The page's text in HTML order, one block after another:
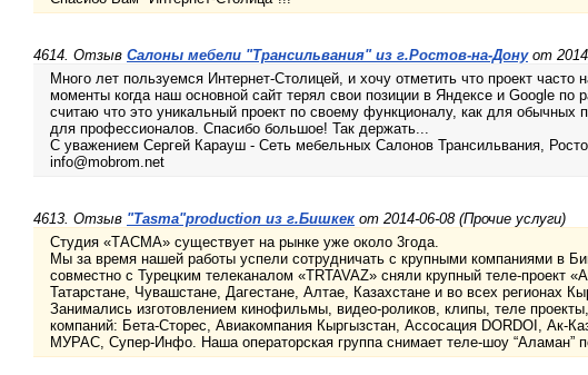
4614. Отзыв Салоны мебели "Трансильвания" из г.Ростов-на-Донуот
Много лет пользуемся Интернет-Столицей, и хочу отметить что проект часто
моменты когда наш основной сайт терял свои позиции в Яндексе и Google по
считаю что это уникальный проект по своему функционалу, как для обычных
для профессионалов. Спасибо большое! Так держать...
С уважением Сергей Карауш - Сеть мебельных Салонов Трансильвания,
info@mobrom.net
4613. Отзыв "Тasma"production из г.Бишкек от 2014-06-08 (Прочие услуги)
Студия «ТАСМА» существует на рынке уже около 3года.
Мы за время нашей работы успели сотрудничать с крупными компаниями в
совместно с Турецким телеканалом «TRTAVAZ» сняли крупный теле-проект
Татарстане, Чувашстане, Дагестане, Алтае, Казахстане и во всех регионах
Занимались изготовлением кинофильмы, видео-роликов, клипы, теле
компаний: Бета-Сторес, Авиакомпания Кыргызстан, Ассосация DORDOI, Ак-
МУРАС, Супер-Инфо. Наша операторская группа снимает теле-шоу “Аламан”